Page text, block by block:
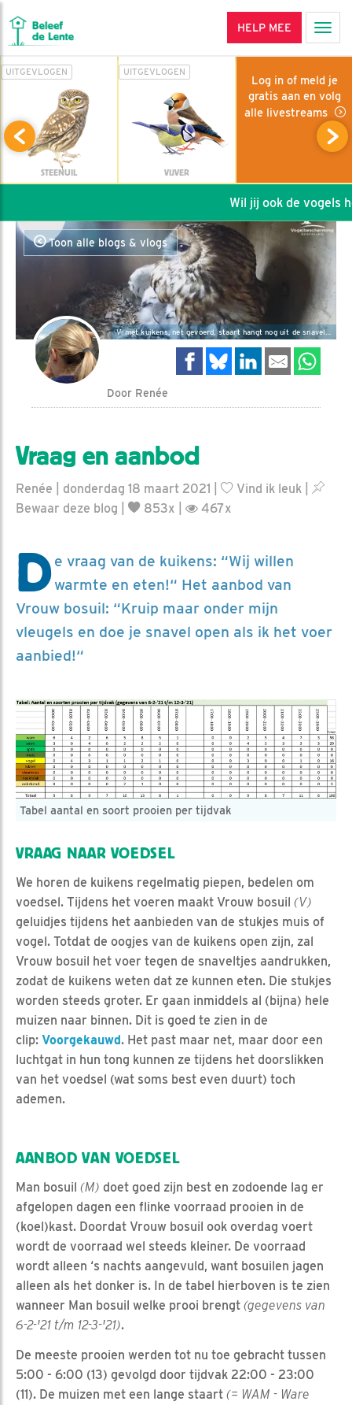
HELP MEE
UITGEVLOGEN
STEENUIL
UITGEVLOGEN
VIJVER
Log in of meld je
gratis aan en volg
alle livestreams
Wil jij ook de vogels
Toon alle blogs & vlogs
V met kuikens, net gevoerd, staart hangt nog uit de snavel...
Door Renée
Vraag en aanbod
Renée | donderdag 18 maart 2021 | Vind ik leuk
Bewaar deze blog
853x | 467x
De vraag van de kuikens: “Wij willen
warmte en eten!“ Het aanbod van
Vrouw bosuil: “Kruip maar onder mijn
vleugels en doe je snavel open als ik het voer
aanbied!“
Tabel aantal en soort prooien per tijdvak
VRAAG NAAR VOEDSEL
We horen de kuikens regelmatig piepen, bedelen om
voedsel. Tijdens het voeren maakt Vrouw bosuil (V)
geluidjes tijdens het aanbieden van de stukjes muis of
vogel. Totdat de oogjes van de kuikens open zijn, zal
Vrouw bosuil het voer tegen de snaveltjes aandrukken,
zodat de kuikens weten dat ze kunnen eten. Die stukjes
worden steeds groter. Er gaan inmiddels al (bijna) hele
muizen naar binnen. Dit is goed te zien in de
clip: Voorgekauwd. Het past maar net, maar door een
luchtgat in hun tong kunnen ze tijdens het doorslikken
van het voedsel (wat soms best even duurt) toch
ademen.
AANBOD VAN VOEDSEL
Man bosuil (M) doet goed zijn best en zodoende lag er
afgelopen dagen een flinke voorraad prooien in de
(koel)kast. Doordat Vrouw bosuil ook overdag voert
wordt de voorraad wel steeds kleiner. De voorraad
wordt alleen ‘s nachts aangevuld, want bosuilen jagen
alleen als het donker is. In de tabel hierboven is te zien
wanneer Man bosuil welke prooi brengt (gegevens van
6-2-'21 t/m 12-3-'21).
De meeste prooien werden tot nu toe gebracht tussen
5:00 - 6:00 (13) gevolgd door tijdvak 22:00 - 23:00
(11). De muizen met een lange staart (= WAM - Ware